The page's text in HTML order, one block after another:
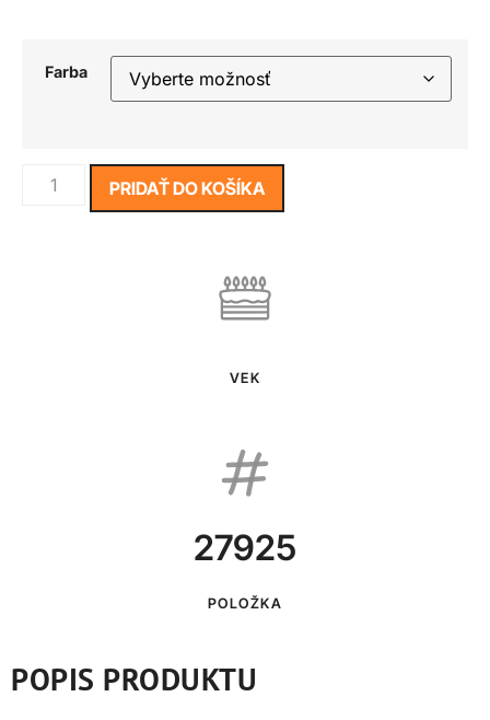
Farba
PRIDAŤ DO KOŠÍKA
VEK
27925
POLOŽKA
POPIS PRODUKTU